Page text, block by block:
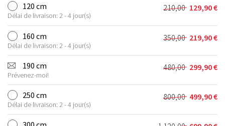
120 cm
Délai de livraison: 2 - 4 jour(s)
210,00
Le
prix
initial
était :
210,00 €.
129,90€
Le
prix
actuel
est :
129,90 €.
160 cm
Délai de livraison: 2 - 4 jour(s)
350,00
Le
prix
initial
était :
350,00 €.
219,90€
Le
prix
actuel
est :
219,90 €.
190 cm
Prévenez-moi!
480,00
Le
prix
initial
était :
480,00 €.
299,90€
Le
prix
actuel
est :
299,90 €.
250 cm
Délai de livraison: 2 - 4 jour(s)
800,00
Le
prix
initial
499,90€
Le
prix
actuel